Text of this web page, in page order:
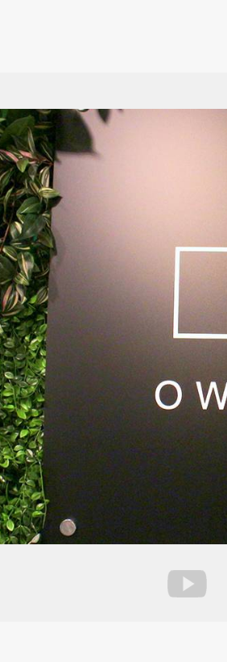
台北
古蹟
公園
展
廟
基隆市仁愛區 星級旅
新北市萬里區 台北市北